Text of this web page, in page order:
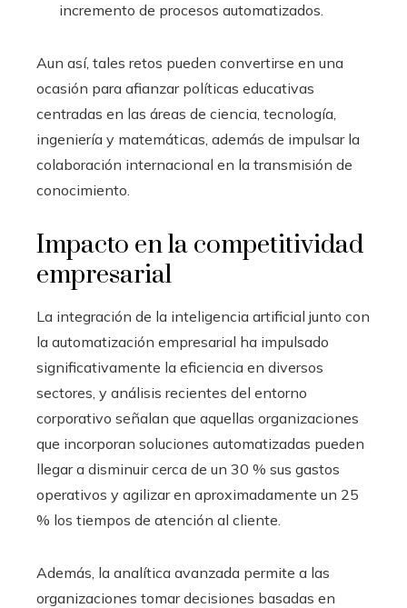
incremento de procesos automatizados.
Aun así, tales retos pueden convertirse en una
ocasión para afianzar políticas educativas
centradas en las áreas de ciencia, tecnología,
ingeniería y matemáticas, además de impulsar la
colaboración internacional en la transmisión de
conocimiento.
Impacto en la competitividad
empresarial
La integración de la inteligencia artificial junto con
la automatización empresarial ha impulsado
significativamente la eficiencia en diversos
sectores, y análisis recientes del entorno
corporativo señalan que aquellas organizaciones
que incorporan soluciones automatizadas pueden
llegar a disminuir cerca de un 30 % sus gastos
operativos y agilizar en aproximadamente un 25
% los tiempos de atención al cliente.
Además, la analítica avanzada permite a las
organizaciones tomar decisiones basadas en